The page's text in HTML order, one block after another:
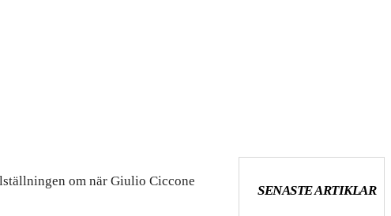
om när Giulio Ciccone
SENASTE ARTIKLAR